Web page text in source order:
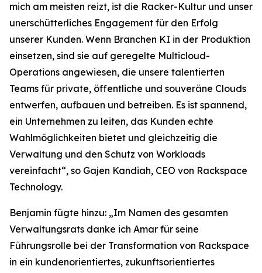
mich am meisten reizt, ist die Racker-Kultur und unser
unerschütterliches Engagement für den Erfolg
unserer Kunden. Wenn Branchen KI in der Produktion
einsetzen, sind sie auf geregelte Multicloud-
Operations angewiesen, die unsere talentierten
Teams für private, öffentliche und souveräne Clouds
entwerfen, aufbauen und betreiben. Es ist spannend,
ein Unternehmen zu leiten, das Kunden echte
Wahlmöglichkeiten bietet und gleichzeitig die
Verwaltung und den Schutz von Workloads
vereinfacht“, so Gajen Kandiah, CEO von Rackspace
Technology.
Benjamin fügte hinzu: „Im Namen des gesamten
Verwaltungsrats danke ich Amar für seine
Führungsrolle bei der Transformation von Rackspace
in ein kundenorientiertes, zukunftsorientiertes